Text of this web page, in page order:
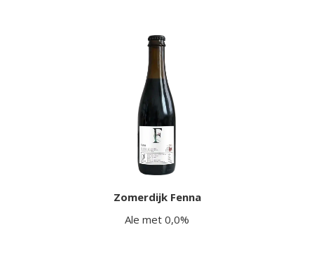
Zomerdijk Fenna
Ale met 0,0%